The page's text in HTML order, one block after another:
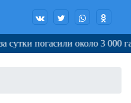
погасили около 3 000 га